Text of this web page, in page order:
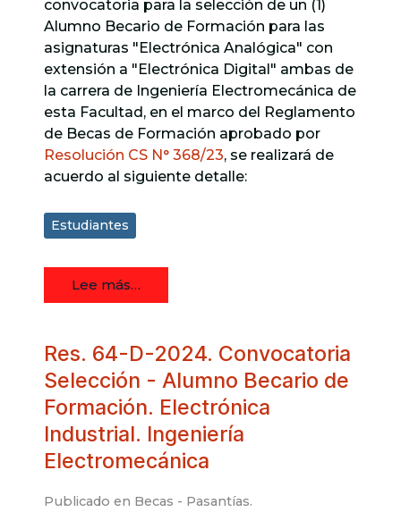
convocatoria para la selección de un (1)
Alumno Becario de Formación para las
asignaturas "Electrónica Analógica" con
extensión a "Electrónica Digital" ambas de
la carrera de Ingeniería Electromecánica de
esta Facultad, en el marco del Reglamento
de Becas de Formación aprobado por
Resolución CS N° 368/23, se realizará de
acuerdo al siguiente detalle:
Estudiantes
Lee más…
Res. 64-D-2024. Convocatoria
Selección - Alumno Becario de
Formación. Electrónica
Industrial. Ingeniería
Electromecánica
Publicado en Becas - Pasantías.